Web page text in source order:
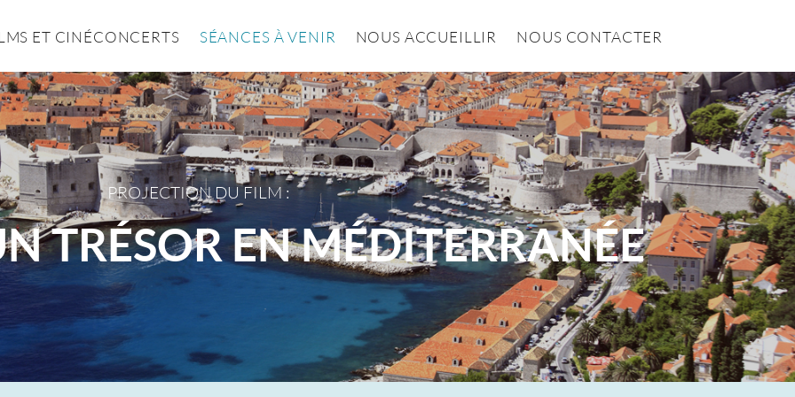
ET CINÉCONCERTS SÉANCES À VENIR NOUS ACCUEILLIR NOUS CONTACTER
PROJECTION DU FILM :
TRÉSOR EN MÉDITERRANÉE